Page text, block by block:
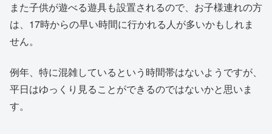
また子供が遊べる遊具も設置されるので、お子様連れの方
は、17時からの早い時間に行かれる人が多いかもしれま
せん。
例年、特に混雑しているという時間帯はないようですが、
平日はゆっくり見ることができるのではないかと思いま
す。